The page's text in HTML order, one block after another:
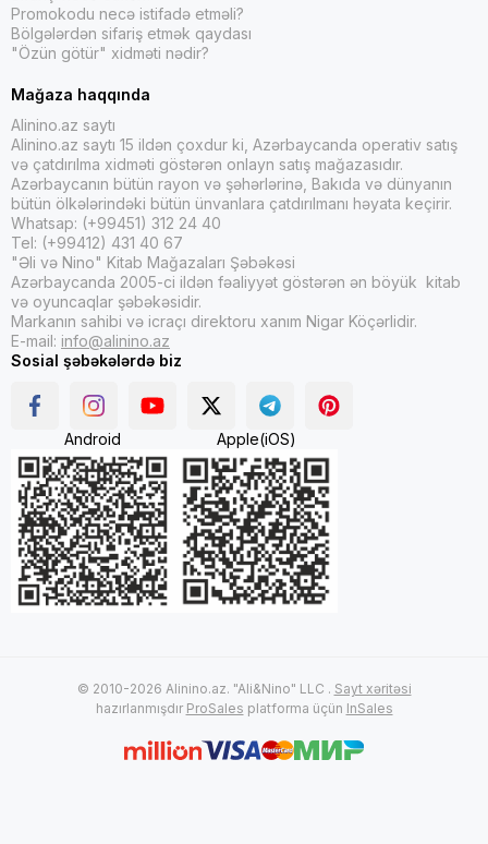
Promokodu necə istifadə etməli?
Bölgələrdən sifariş etmək qaydası
"Özün götür" xidməti nədir?
Mağaza haqqında
Alinino.az saytı
Alinino.az saytı 15 ildən çoxdur ki, Azərbaycanda operativ satış
və çatdırılma xidməti göstərən onlayn satış mağazasıdır.
Azərbaycanın bütün rayon və şəhərlərinə, Bakıda və dünyanın
bütün ölkələrindəki bütün ünvanlara çatdırılmanı həyata keçirir.
Whatsap: (+99451) 312 24 40
Tel: (+99412) 431 40 67
"Əli və Nino" Kitab Mağazaları Şəbəkəsi
Azərbaycanda 2005-ci ildən fəaliyyət göstərən ən böyük kitab
və oyuncaqlar şəbəkəsidir.
Markanın sahibi və icraçı direktoru xanım Nigar Köçərlidir.
E-mail: info@alinino.az
Sosial şəbəkələrdə biz
Android Apple(iOS)
© 2010-2026 Alinino.az. "Ali&Nino" LLC . Sayt xəritəsi
hazırlanmışdır ProSales platforma üçün InSales